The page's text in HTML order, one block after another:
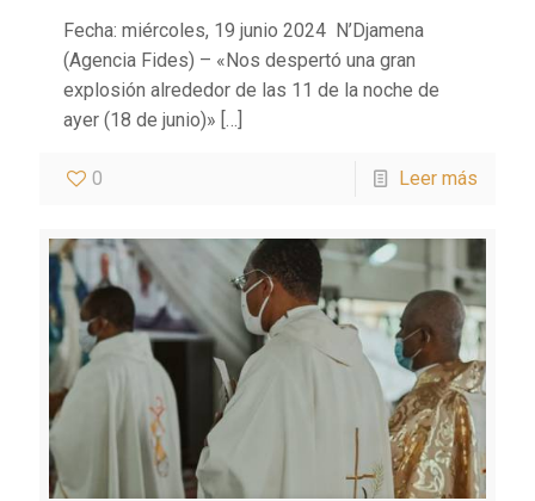
Fecha: miércoles, 19 junio 2024 N’Djamena
(Agencia Fides) – «Nos despertó una gran
explosión alrededor de las 11 de la noche de
ayer (18 de junio)» […]
0 Leer más